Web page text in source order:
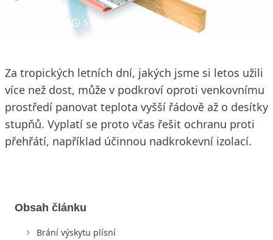
14. 9. 2015 5 min. čtení
Za tropických letních dní, jakých jsme si letos užili
více než dost, může v podkroví oproti venkovnímu
prostředí panovat teplota vyšší řádově až o desítky
stupňů. Vyplatí se proto včas řešit ochranu proti
přehřátí, například účinnou nadkrokevní izolací.
Obsah článku
Brání výskytu plísní